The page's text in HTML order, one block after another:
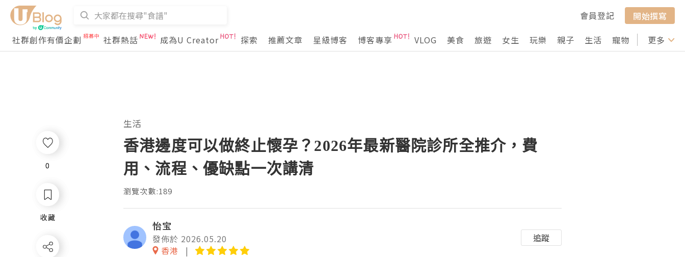
會員登記
開始撰寫
社群創作有價企劃
社群熱話 成為U Creator 探索 推薦文章 星級博客 博客專享 VLOG 美食 旅遊 女生 玩樂 親子 生活 寵物 行山 打卡
更多
0
收藏
生活
香港邊度可以做終止懷孕？2026年最新醫院診所全推介，費
用、流程、優缺點一次講清
瀏覽次數:189
怡宝
發佈於 2026.05.20
香港
追蹤
0
收藏